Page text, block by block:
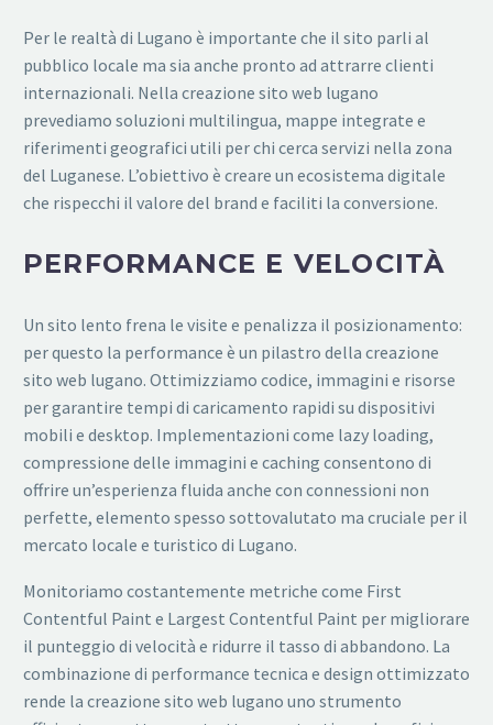
Per le realtà di Lugano è importante che il sito parli al
pubblico locale ma sia anche pronto ad attrarre clienti
internazionali. Nella creazione sito web lugano
prevediamo soluzioni multilingua, mappe integrate e
riferimenti geografici utili per chi cerca servizi nella zona
del Luganese. L’obiettivo è creare un ecosistema digitale
che rispecchi il valore del brand e faciliti la conversione.
PERFORMANCE E VELOCITÀ
Un sito lento frena le visite e penalizza il posizionamento:
per questo la performance è un pilastro della creazione
sito web lugano. Ottimizziamo codice, immagini e risorse
per garantire tempi di caricamento rapidi su dispositivi
mobili e desktop. Implementazioni come lazy loading,
compressione delle immagini e caching consentono di
offrire un’esperienza fluida anche con connessioni non
perfette, elemento spesso sottovalutato ma cruciale per il
mercato locale e turistico di Lugano.
Monitoriamo costantemente metriche come First
Contentful Paint e Largest Contentful Paint per migliorare
il punteggio di velocità e ridurre il tasso di abbandono. La
combinazione di performance tecnica e design ottimizzato
rende la creazione sito web lugano uno strumento